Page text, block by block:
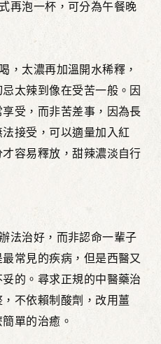
再泡一杯，可分為午餐晚
，太濃再加溫開水稀釋，
太辣到像在受苦一般。因
受，而非苦差事，因為長
接受，可以適量加入紅
容易釋放，甜辣濃淡自行
法治好，而非認命一輩子
常見的疾病，但是西醫又
的。尋求正規的中醫藥治
不依賴制酸劑，改用薑
單的治癒。